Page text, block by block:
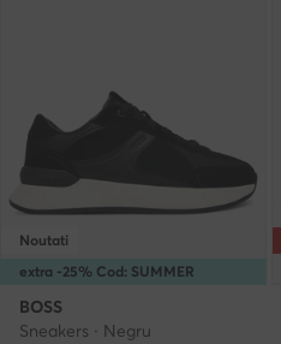
extra -25% Cod: SUMMER
Noutati
BOSS
Sneakers · Negru